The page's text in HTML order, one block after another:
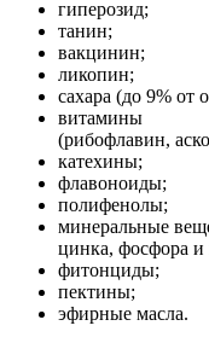
гиперозид;
танин;
вакцинин;
ликопин;
сахара (до 9% от
витамины
(рибофлавин,
катехины;
флавоноиды;
полифенолы;
минеральные
цинка, фосфора и
фитонциды;
пектины;
эфирные масла.